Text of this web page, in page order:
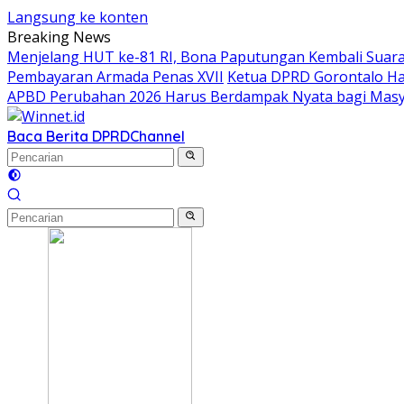
Langsung ke konten
Breaking News
Menjelang HUT ke-81 RI, Bona Paputungan Kembali
Pembayaran Armada Penas XVII Ketua DPRD Gorontalo
APBD Perubahan 2026 Harus Berdampak Nyata bagi
Baca Berita DPRDChannel